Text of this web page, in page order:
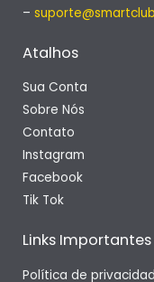
–
Atalhos
Sua Conta
Sobre Nós
Contato
Instagram
Facebook
Tik Tok
Links Importantes
Política de